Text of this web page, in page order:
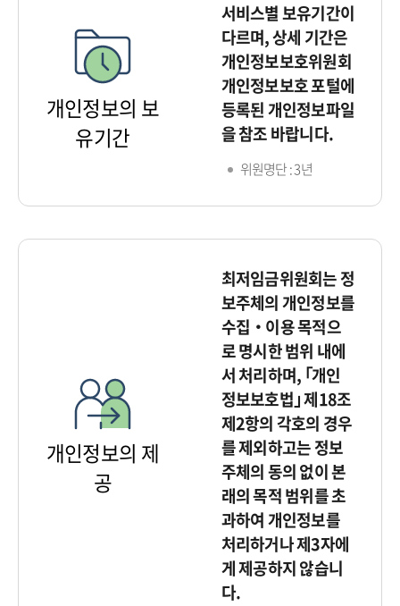
개인정보의 보
유기간
서비스별 보유기간이
다르며, 상세 기간은
개인정보보호위원회
개인정보보호 포털에
등록된 개인정보파일
을 참조 바랍니다.
위원명단 : 3년
개인정보의 제
공
최저임금위원회는 정
보주체의 개인정보를
수집‧이용 목적으
로 명시한 범위 내에
서 처리하며, ｢개인
정보보호법｣ 제18조
제2항의 각호의 경우
를 제외하고는 정보
주체의 동의 없이 본
래의 목적 범위를 초
과하여 개인정보를
처리하거나 제3자에
게 제공하지 않습니
다.